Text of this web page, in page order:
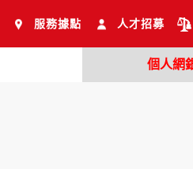
個人網
服務據點 人才招募